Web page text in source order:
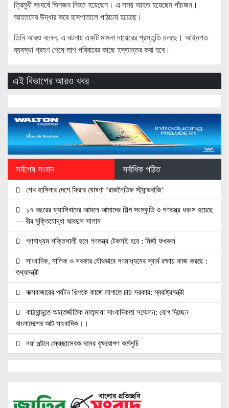
ত্রিমুখী সংঘর্ষে তিনজন নিহত হয়েছেন। এ সময় আহত হয়েছেন পাঁচজন।
আহতদের উদ্ধার করে হাসপাতালে পাঠানো হয়েছে।
তিনি আরও বলেন, এ ঘটনায় একটি মামলা দায়েরের প্রস্তুতি চলছে। আইনগত
ব্যবস্থা গ্রহণ শেষে লাশ পরিবারের কাছে হস্তান্তর করা হবে।
এই বিভাগের আরও খবর
সর্বশেষ সংবাদ সর্বাধিক পঠিত
শেখ হাসিনার দেশে ফিরার ঘোষণা ‘রাজনৈতিক স্ট্যান্ডবাজি’
১৭ বছরের ফ্যাসিবাদের আমলে আমাদের শিল্প সংস্কৃতি ও গণতন্ত্র ধবংস হয়েছে
— বীর মুক্তিযোদ্ধা আবদুস সালাম
গণমাধ্যম শক্তিশালী হলে গণতন্ত্র টেকসই হবে : মির্জা ফখরুল
সাংবাদিক, মালিক ও সরকার যৌথভাবে গণমাধ্যমের স্বার্থ রক্ষায় কাজ করছে :
তথ্যমন্ত্রী
কক্সবাজারের পর্যটন শিল্পকে কাজে লাগাতে চায় সরকার: স্বরাষ্ট্রমন্ত্রী
কাঠমান্ডুতে আন্তর্জাতিক মাতৃভাষা সাংবাদিকতা সম্মেলন: যোগ দিচ্ছেন
বাংলাদেশের আট সাংবাদিক।।
নয়া পল্টনে স্বেচ্ছাসেবক দলের বৃক্ষরোপণ কর্মসূচি
বেসামরিক দায়িত্ব নেওয়ার পর প্রথম থাইল্যান্ড সফরে মিয়ানমারের প্রেসিডেন্ট